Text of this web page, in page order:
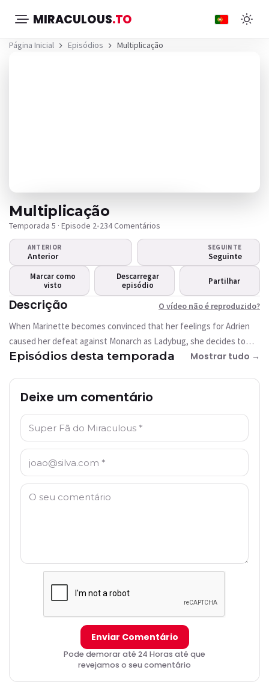
MIRACULOUS.TO
Página Inicial Episódios Multiplicação
O vídeo não é reproduzido?
Este vídeo não está disponível
actualmente
Multiplicação
Temporada 5 · Episode 2•234 Comentários
ANTERIOR
Anterior
SEGUINTE
Seguinte
Marcar como
visto
Descarregar
episódio
Partilhar
Descrição O vídeo não é reproduzido?
When Marinette becomes convinced that her feelings for Adrien
caused her defeat against Monarch as Ladybug, she decides to
give up on her love for the young schoolboy. Besides, as Ladybug,
with Cat Noir’s help. But as the days go by, not a single akumatized
shows up to torment Paris. Could Monarch possibly have given up?
Episódios desta temporada Mostrar tudo →
Deixe um comentário
Nome: *
Email: *
Comentário: *
Enviar Comentário
Pode demorar até 24 Horas até que
revejamos o seu comentário